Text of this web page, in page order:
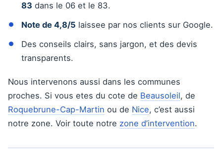
83 dans le 06 et le 83.
Note de 4,8/5 laissee par nos clients sur Google.
Des conseils clairs, sans jargon, et des devis
transparents.
Nous intervenons aussi dans les communes
proches. Si vous etes du cote de Beausoleil, de
Roquebrune-Cap-Martin ou de Nice, c’est aussi
notre zone. Voir toute notre zone d’intervention.